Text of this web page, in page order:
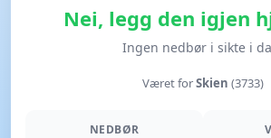
Nei, legg den igjen
Ingen nedbør i sikte i
Været forSkien (3733)
NEDBØR